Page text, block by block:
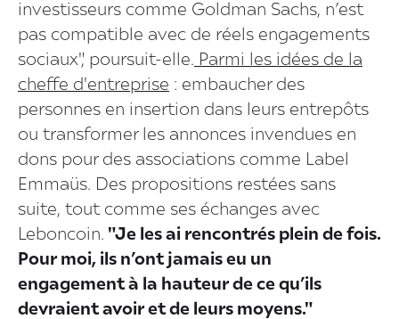
investisseurs comme Goldman Sachs, n’est
pas compatible avec de réels engagements
sociaux", poursuit-elle. Parmi les idées de la
cheffe d'entreprise : embaucher des
personnes en insertion dans leurs entrepôts
ou transformer les annonces invendues en
dons pour des associations comme Label
Emmaüs. Des propositions restées sans
suite, tout comme ses échanges avec
Leboncoin. "Je les ai rencontrés plein de fois.
Pour moi, ils n’ont jamais eu un
engagement à la hauteur de ce qu’ils
devraient avoir et de leurs moyens."